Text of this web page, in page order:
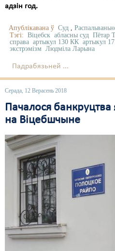
адзін год.
Апублікавана ў Суд
Тэгі: Віцебск абласны суд Пётар
справа артыкул 130 КК артыкул
экстрэмізм Людміла Ларына
Падрабязьней ...
Серада, 12 Верасень 2018
Пачалося
на Віцебшчыне